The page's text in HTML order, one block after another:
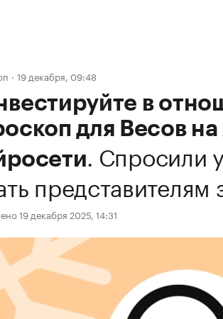
19 декабря, 09:48
в
для Весов
. Спросили
представителям
19 декабря 2025, 14:31